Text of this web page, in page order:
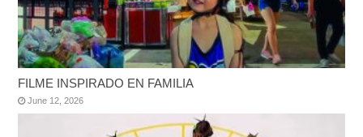
FILME INSPIRADO EN FAMILIA
June 12, 2026